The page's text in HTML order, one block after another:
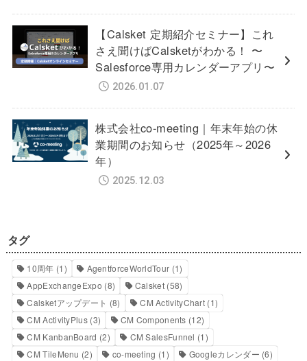
【Calsket 定期紹介セミナー】これ
さえ聞けばCalsketがわかる！ 〜
Salesforce専用カレンダーアプリ〜
2026.01.07
株式会社co-meeting｜年末年始の休
業期間のお知らせ（2025年～2026
年）
2025.12.03
タグ
10周年 (1) AgentforceWorldTour (1)
AppExchangeExpo (8) Calsket(58)
Calsketアップデート (8) CM ActivityChart (1)
CM ActivityPlus(3) CM Components (12)
CM KanbanBoard (2) CM SalesFunnel (1)
CM TileMenu (2) co-meeting (1) Googleカレンダー (6)